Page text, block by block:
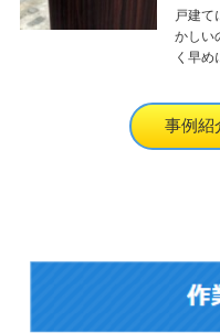
戸建て
かしい
く早め
事例紹